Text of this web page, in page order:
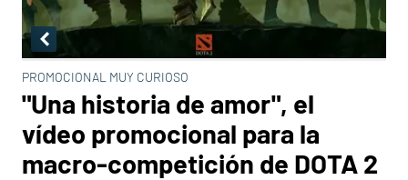
PROMOCIONAL MUY CURIOSO
"Una historia de amor", el
vídeo promocional para la
macro-competición de DOTA 2